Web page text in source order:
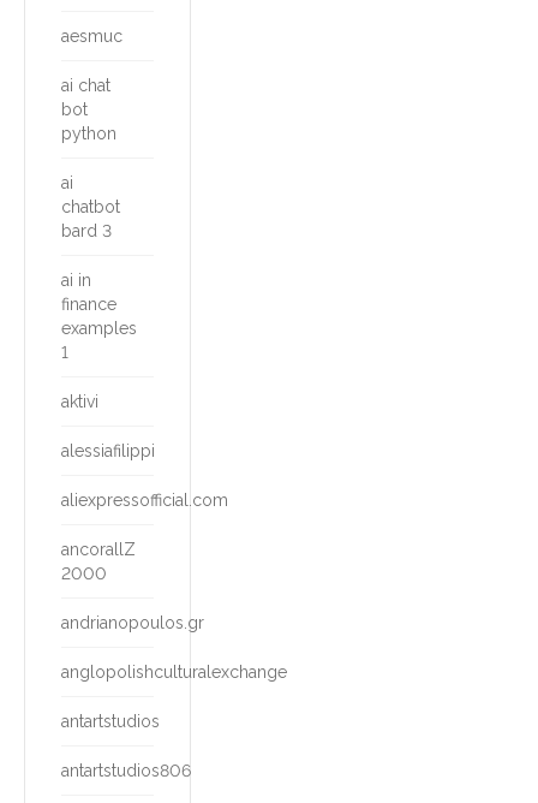
aesmuc
ai chat
bot
python
ai
chatbot
bard 3
ai in
finance
examples
1
aktivi
alessiafilippi
aliexpressofficial.com
ancorallZ
2000
andrianopoulos.gr
anglopolishculturalexchange
antartstudios
antartstudios806